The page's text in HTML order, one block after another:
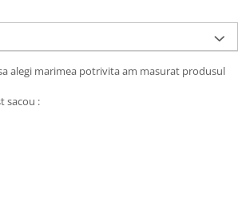
alegi marimea potrivita am masurat produsul
sacou :